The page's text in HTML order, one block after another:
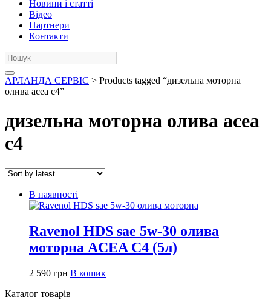
Новини і статті
Відео
Партнери
Контакти
АРЛАНДА СЕРВІС > Products tagged “дизельна моторна
олива acea c4”
дизельна моторна олива acea
c4
В наявності
Ravenol HDS sae 5w-30 олива
моторна ACEA C4 (5л)
2 590 грн В кошик
Каталог товарів